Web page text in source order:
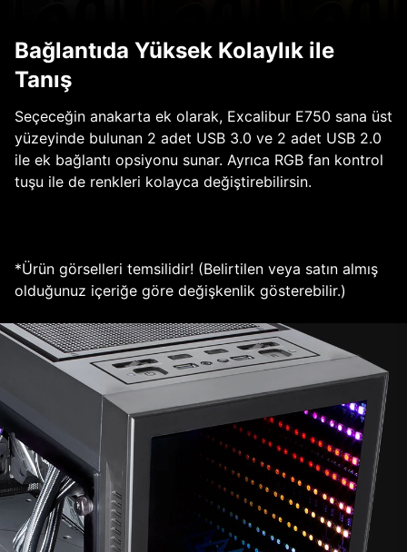
Bağlantıda Yüksek Kolaylık ile
Tanış
Seçeceğin anakarta ek olarak, Excalibur E750 sana üst
yüzeyinde bulunan 2 adet USB 3.0 ve 2 adet USB 2.0
ile ek bağlantı opsiyonu sunar. Ayrıca RGB fan kontrol
tuşu ile de renkleri kolayca değiştirebilirsin.
*Ürün görselleri temsilidir! (Belirtilen veya satın almış
olduğunuz içeriğe göre değişkenlik gösterebilir.)